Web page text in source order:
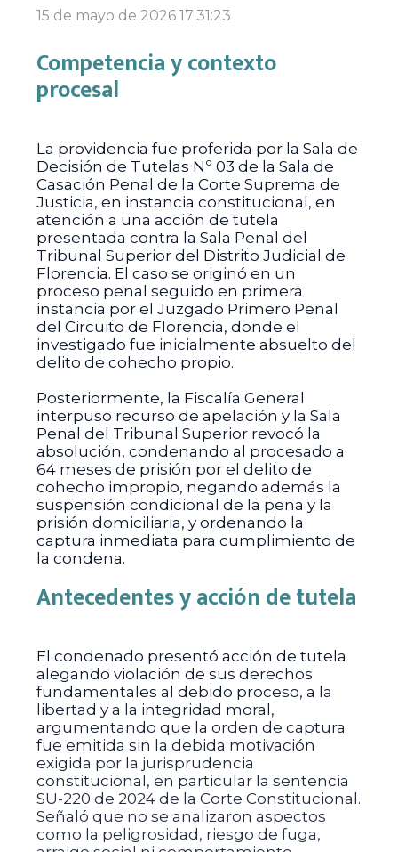
15 de mayo de 2026 17:31:23
Competencia y contexto
procesal
La providencia fue proferida por la Sala de
Decisión de Tutelas Nº 03 de la Sala de
Casación Penal de la Corte Suprema de
Justicia, en instancia constitucional, en
atención a una acción de tutela
presentada contra la Sala Penal del
Tribunal Superior del Distrito Judicial de
Florencia. El caso se originó en un
proceso penal seguido en primera
instancia por el Juzgado Primero Penal
del Circuito de Florencia, donde el
investigado fue inicialmente absuelto del
delito de cohecho propio.
Posteriormente, la Fiscalía General
interpuso recurso de apelación y la Sala
Penal del Tribunal Superior revocó la
absolución, condenando al procesado a
64 meses de prisión por el delito de
cohecho impropio, negando además la
suspensión condicional de la pena y la
prisión domiciliaria, y ordenando la
captura inmediata para cumplimiento de
la condena.
Antecedentes y acción de tutela
El condenado presentó acción de tutela
alegando violación de sus derechos
fundamentales al debido proceso, a la
libertad y a la integridad moral,
argumentando que la orden de captura
fue emitida sin la debida motivación
exigida por la jurisprudencia
constitucional, en particular la sentencia
SU-220 de 2024 de la Corte Constitucional.
Señaló que no se analizaron aspectos
como la peligrosidad, riesgo de fuga,